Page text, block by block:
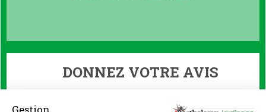
DONNEZ VOTRE AVIS
Gestion